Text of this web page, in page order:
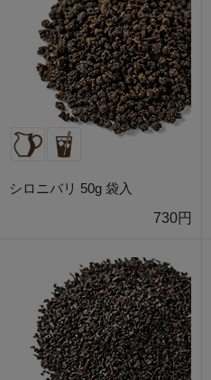
シロニバリ 50g 袋入
730円